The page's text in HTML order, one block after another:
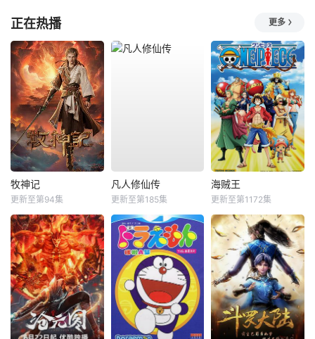
正在热播 更多
牧神记
更新至第94集
凡人修仙传
更新至第185集
海贼王
更新至第1172集